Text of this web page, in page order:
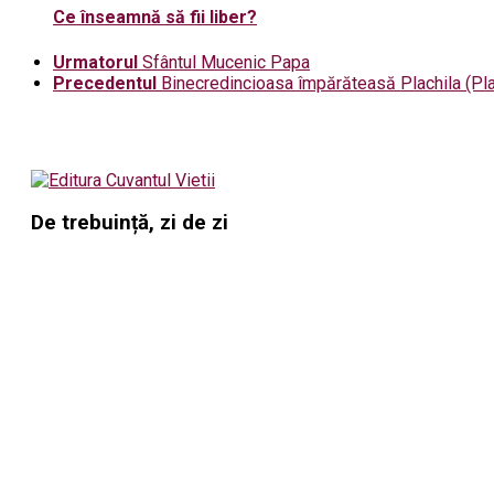
Ce înseamnă să fii liber?
Urmatorul Sfântul Mucenic Papa
Precedentul Binecredincioasa împărăteasă Plachila
De trebuință, zi de zi